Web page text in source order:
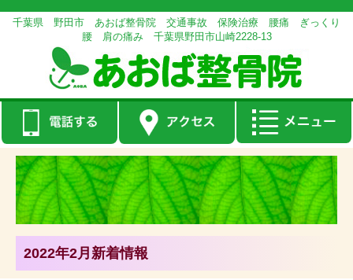
千葉県 野田市 あおば整骨院 交通事故 保険治療 腰痛 ぎっくり
腰 肩の痛み 千葉県野田市山崎2228-13
2022年2月新着情報